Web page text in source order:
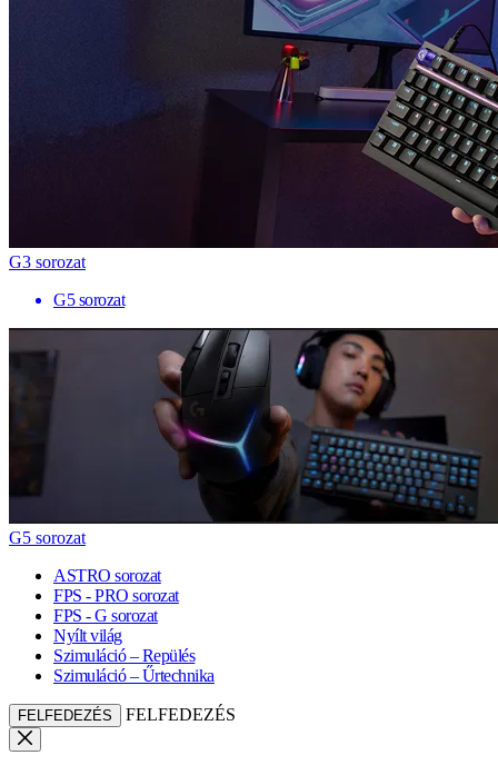
G3 sorozat
G5 sorozat
G5 sorozat
ASTRO sorozat
FPS - PRO sorozat
FPS - G sorozat
Nyílt világ
Szimuláció – Repülés
Szimuláció – Űrtechnika
FELFEDEZÉS FELFEDEZÉS